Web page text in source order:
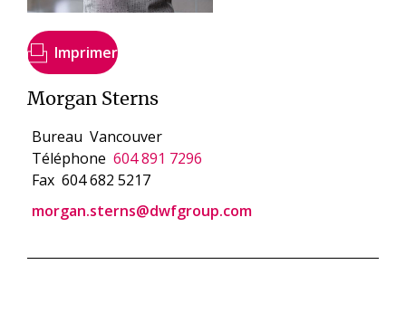
Imprimer
Morgan Sterns
Bureau Vancouver
Téléphone 604 891 7296
Fax 604 682 5217
morgan.sterns@dwfgroup.com